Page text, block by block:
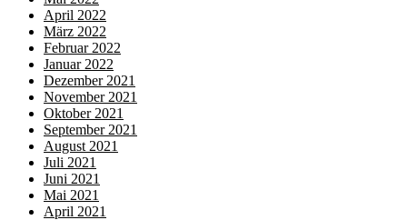
April 2022
März 2022
Februar 2022
Januar 2022
Dezember 2021
November 2021
Oktober 2021
September 2021
August 2021
Juli 2021
Juni 2021
Mai 2021
April 2021